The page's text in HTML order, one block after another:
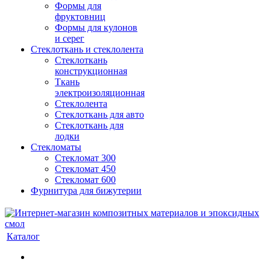
Формы для
фруктовниц
Формы для кулонов
и серег
Стеклоткань и стеклолента
Стеклоткань
конструкционная
Ткань
электроизоляционная
Стеклолента
Стеклоткань для авто
Стеклоткань для
лодки
Стекломаты
Стекломат 300
Стекломат 450
Стекломат 600
Фурнитура для бижутерии
Каталог